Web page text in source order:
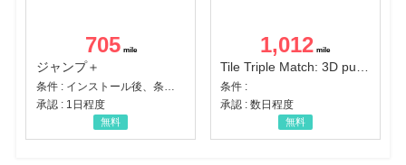
705
ジャンプ＋
承認 : 1日程度
無料
1,012
条件 :
承認 : 数日程度
無料